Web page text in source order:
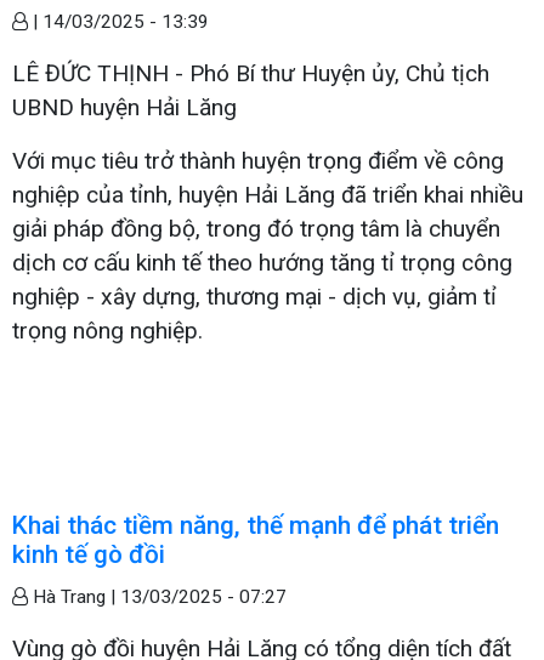
| 14/03/2025 - 13:39
LÊ ĐỨC THỊNH - Phó Bí thư Huyện ủy, Chủ tịch
UBND huyện Hải Lăng
Với mục tiêu trở thành huyện trọng điểm về công
nghiệp của tỉnh, huyện Hải Lăng đã triển khai nhiều
giải pháp đồng bộ, trong đó trọng tâm là chuyển
dịch cơ cấu kinh tế theo hướng tăng tỉ trọng công
nghiệp - xây dựng, thương mại - dịch vụ, giảm tỉ
trọng nông nghiệp.
Khai thác tiềm năng, thế mạnh để phát triển
kinh tế gò đồi
Hà Trang | 13/03/2025 - 07:27
Vùng gò đồi huyện Hải Lăng có tổng diện tích đất